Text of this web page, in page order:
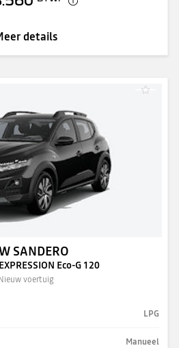
details
SANDERO
Eco-G 120
voertuig
LPG
Manueel